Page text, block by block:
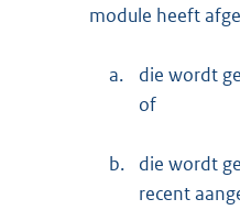
module heeft
a.
die wordt
of
b.
die wordt
recent